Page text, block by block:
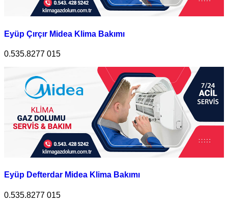
Eyüp Çırçır Midea Klima Bakımı
0.535.8277 015
Eyüp Defterdar Midea Klima Bakımı
0.535.8277 015